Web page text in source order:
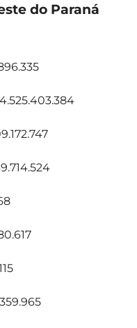
do Paraná